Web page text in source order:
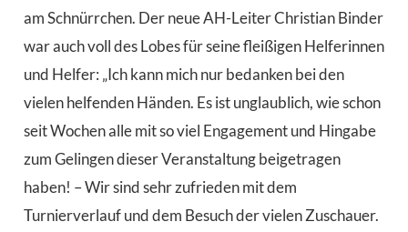
am Schnürrchen. Der neue AH-Leiter Christian Binder
war auch voll des Lobes für seine fleißigen Helferinnen
und Helfer: „Ich kann mich nur bedanken bei den
vielen helfenden Händen. Es ist unglaublich, wie schon
seit Wochen alle mit so viel Engagement und Hingabe
zum Gelingen dieser Veranstaltung beigetragen
haben! – Wir sind sehr zufrieden mit dem
Turnierverlauf und dem Besuch der vielen Zuschauer.